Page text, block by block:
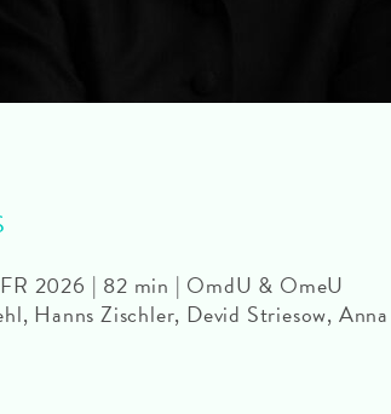
2026 | 82 min | OmdU & OmeU
Hanns Zischler, Devid Striesow, Anna